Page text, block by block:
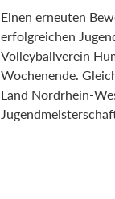
Einen erneuten
erfolgreichen
Volleyballverein
Wochenende.
Land Nordrhein-